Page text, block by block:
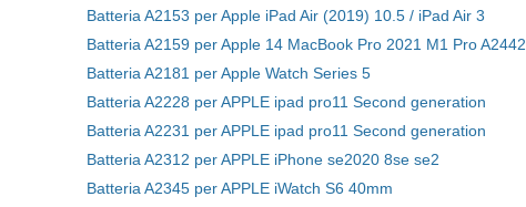
Batteria A2153 per Apple iPad Air (2019) 10.5 / iPad Air 3
Batteria A2159 per Apple 14 MacBook Pro 2021 M1 Pro A2442
Batteria A2181 per Apple Watch Series 5
Batteria A2228 per APPLE ipad pro11 Second generation
Batteria A2231 per APPLE ipad pro11 Second generation
Batteria A2312 per APPLE iPhone se2020 8se se2
Batteria A2345 per APPLE iWatch S6 40mm